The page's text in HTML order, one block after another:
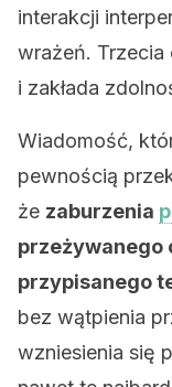
interakcji
wrażeń.
i zakłada
Wiadomość,
pewnością
że ​​ zaburzenia
przeżywanego
przypisanego
bez wątpienia
wzniesienia się